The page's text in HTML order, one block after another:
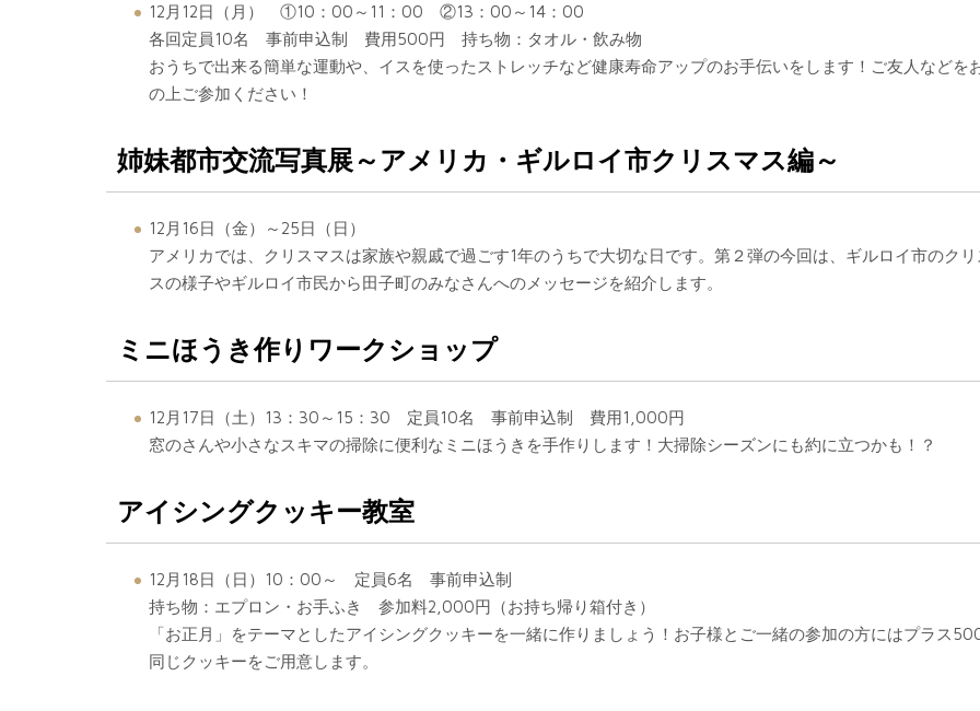
12月12日（月） ①10：00～11：00 ②13：00～14：00
各回定員10名 事前申込制 費用500円 持ち物：タオル・飲み物
おうちで出来る簡単な運動や、イスを使ったストレッチなど健康寿命アップのお手伝いをします！ご友人などを
の上ご参加ください！
姉妹都市交流写真展～アメリカ・ギルロイ市クリスマス編～
12月16日（金）～25日（日）
アメリカでは、クリスマスは家族や親戚で過ごす1年のうちで大切な日です。第２弾の今回は、ギルロイ市のク
スの様子やギルロイ市民から田子町のみなさんへのメッセージを紹介します。
ミニほうき作りワークショップ
12月17日（土）13：30～15：30 定員10名 事前申込制 費用1,000円
窓のさんや小さなスキマの掃除に便利なミニほうきを手作りします！大掃除シーズンにも約に立つかも！？
アイシングクッキー教室
12月18日（日）10：00～ 定員6名 事前申込制
持ち物：エプロン・お手ふき 参加料2,000円（お持ち帰り箱付き）
「お正月」をテーマとしたアイシングクッキーを一緒に作りましょう！お子様とご一緒の参加の方にはプラス
同じクッキーをご用意します。